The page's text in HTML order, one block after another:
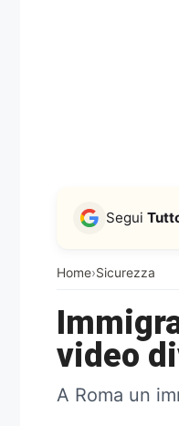
Home›Sicurezza
Segui
video
A Roma un